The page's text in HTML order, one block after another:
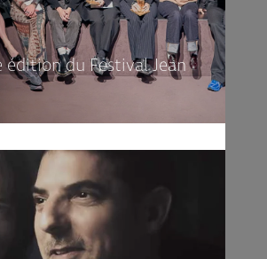
édition du Festival Jean